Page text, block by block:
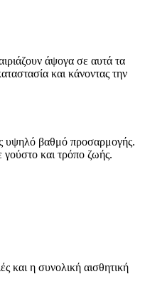
άψογα σε αυτά τα
και κάνοντας την
υψηλό βαθμό προσαρμογής.
γούστο και τρόπο ζωής.
και η συνολική αισθητική